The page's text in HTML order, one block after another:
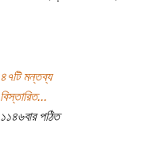
৪৭টি মন্তব্য
বিস্তারিত...
১১৪৬বার পঠিত